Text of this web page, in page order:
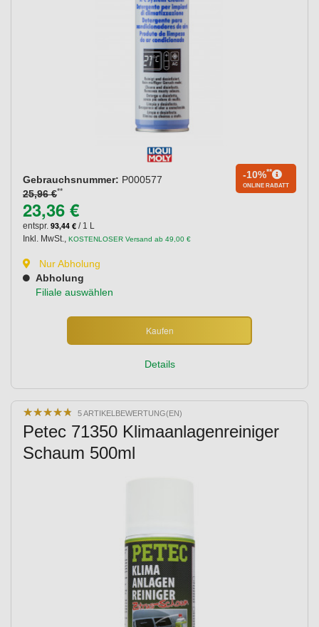
Gebrauchsnummer: P000577
25,96 €**
-10%**
ONLINE RABATT
23,36 €
entspr. 93,44 € / 1 L
Inkl. MwSt., KOSTENLOSER Versand ab 49,00 €
Nur Abholung
Abholung
Filiale auswählen
Kaufen
Details
★★★★★
★★★★★ 5 ARTIKELBEWERTUNG(EN)
Petec 71350 Klimaanlagenreiniger
Schaum 500ml